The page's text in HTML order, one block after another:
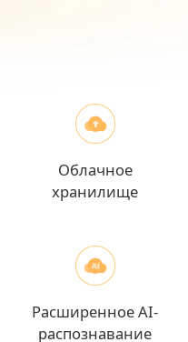
Облачное
хранилище
Расширенное AI-
распознавание